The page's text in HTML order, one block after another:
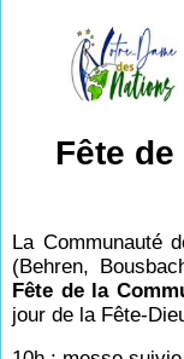
Fête
La Communauté
(Behren,
Fête de la
jour de la Fête-